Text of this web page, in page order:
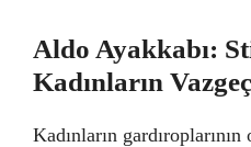
Aldo Ayakkabı:
Kadınların
Kadınların